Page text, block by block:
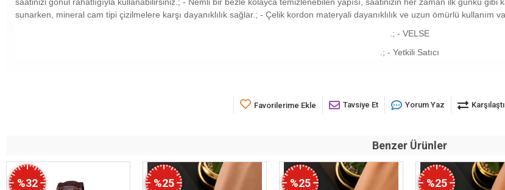
saatinizi gönül rahatlığıyla kullanabilirsiniz.; - Nemli bir bezle kolayca temizlenebilen yapısı, saatinizin her zaman ilk günkü gibi
sunarken, mineral cam tipi çizilmelere karşı dayanıklılık sağlar.; - Çelik kordon materyali dayanıklılık ve uzun ömürlü kullanım
.; - VELSE
.; - Yetkili Satıcı
Favorilerime Ekle Tavsiye Et Yorum Yaz
Benzer Ürünler
%32 %25 %25 %25